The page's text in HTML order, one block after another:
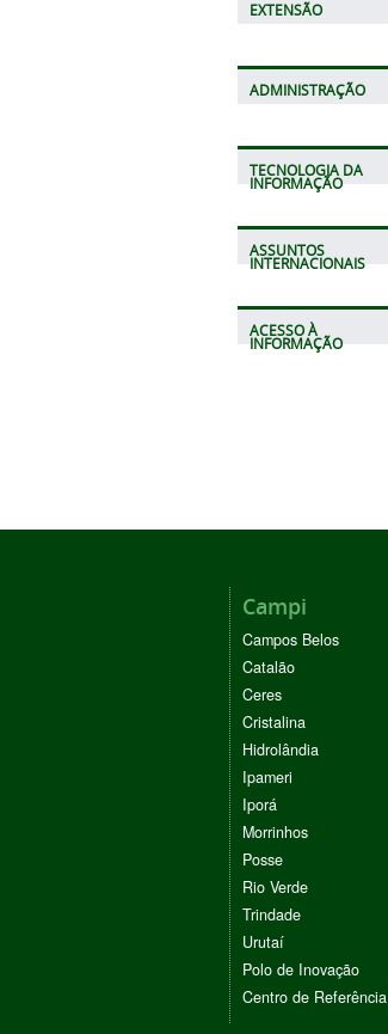
EXTENSÃO
ADMINISTRAÇÃO
TECNOLOGIA DA
INFORMAÇÃO
ASSUNTOS
INTERNACIONAIS
ACESSO À
INFORMAÇÃO
Campi
Campos Belos
Catalão
Ceres
Cristalina
Hidrolândia
Ipameri
Iporá
Morrinhos
Posse
Rio Verde
Trindade
Urutaí
Polo de Inovação
Centro de Referência